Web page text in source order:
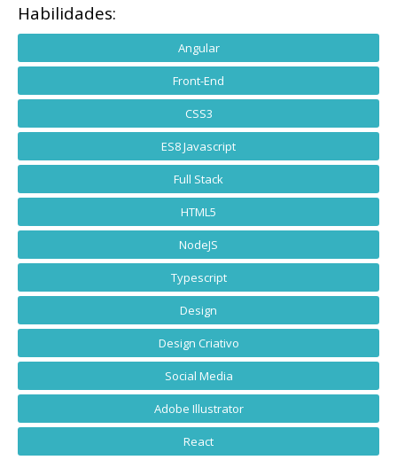
Habilidades:
Angular
Front-End
CSS3
ES8 Javascript
Full Stack
HTML5
NodeJS
Typescript
Design
Design Criativo
Social Media
Adobe Illustrator
React